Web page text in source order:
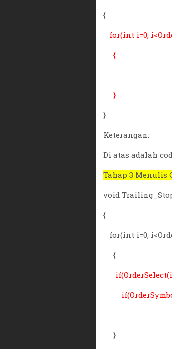
{
for(int i=0;
{
}
}
Keterangan:
Di atas adalah
Tahap 3 Menulis
void
{
for(int i=0;
{
}